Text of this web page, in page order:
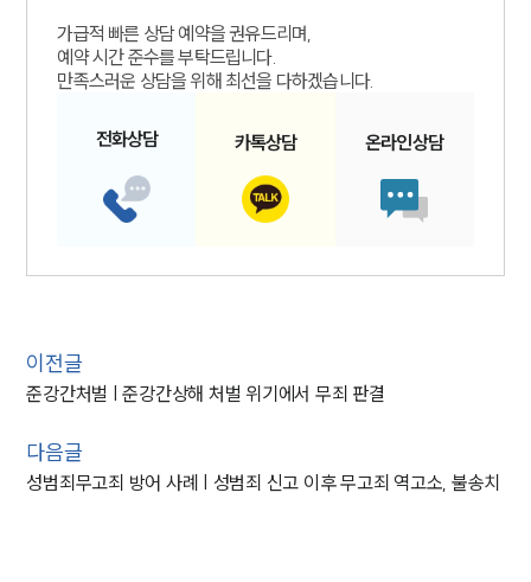
가급적 빠른 상담 예약을 권유드리며,
예약 시간 준수를 부탁드립니다.
만족스러운 상담을 위해 최선을 다하겠습니다.
전화상담 카톡상담 온라인상담
이전글
준강간처벌 | 준강간상해 처벌 위기에서 무죄 판결
다음글
성범죄무고죄 방어 사례 | 성범죄 신고 이후 무고죄 역고소, 불송치